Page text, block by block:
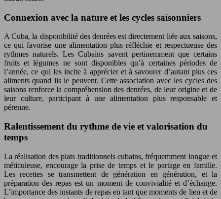
Connexion avec la nature et les cycles saisonniers
A Cuba, la disponibilité des denrées est directement liée aux saisons,
ce qui favorise une alimentation plus réfléchie et respectueuse des
rythmes naturels. Les Cubains savent pertinemment que certains
fruits et légumes ne sont disponibles qu’à certaines périodes de
l’année, ce qui les incite à apprécier et à savourer d’autant plus ces
aliments quand ils le peuvent. Cette association avec les cycles des
saisons renforce la compréhension des denrées, de leur origine et de
leur culture, participant à une alimentation plus responsable et
pérenne.
Ralentissement du rythme de vie et valorisation du
temps
La réalisation des plats traditionnels cubains, fréquemment longue et
méticuleuse, encourage la prise de temps et le partage en famille.
Les recettes se transmettent de génération en génération, et la
préparation des repas est un moment de convivialité et d’échange.
L’importance des instants de repas en tant que moments de lien et de